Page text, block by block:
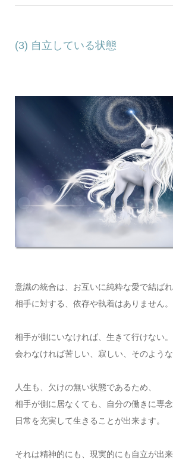
(3) 自立している状態
意識の統合は、お互いに純粋な愛で結ばれ
相手に対する、依存や執着はありません。
相手が側にいなければ、生きて行けない。
会わなければ苦しい、寂しい、そのような
人生も、欠けの無い状態であるため、
相手が側に居なくても、自分の働きに専念
日常を充実して生きることが出来ます。
それは精神的にも、現実的にも自立が出来